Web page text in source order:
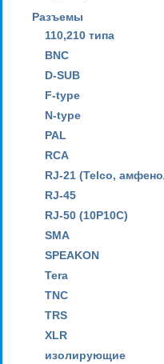
Разъемы
110,210 типа
BNC
D-SUB
F-type
N-type
PAL
RCA
RJ-21 (Telco,
RJ-45
RJ-50 (10P10C)
SMA
SPEAKON
Tera
TNC
TRS
XLR
изолирующие